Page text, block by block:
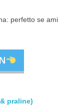
perfetto se ami
praline)